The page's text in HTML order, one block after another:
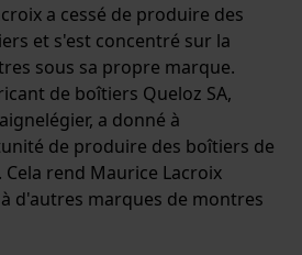
a cessé de produire des
et s'est concentré sur la
sous sa propre marque.
de boîtiers Queloz SA,
a donné à
de produire des boîtiers de
rend Maurice Lacroix
d'autres marques de montres